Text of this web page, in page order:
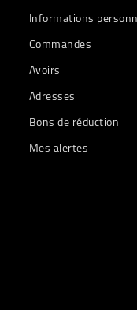
Informations
Commandes
Avoirs
Adresses
Bons de réduction
Mes alertes